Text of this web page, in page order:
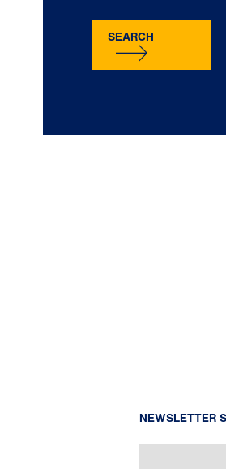
SEARCH
NEWSLETTER